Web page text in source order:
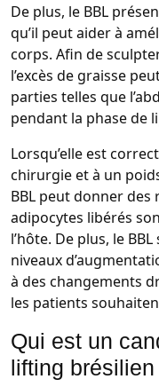
De plus, le BBL
qu’il peut aider à
corps. Afin de
l’excès de graisse
parties telles que
pendant la phase de
Lorsqu’elle est
chirurgie et à un
BBL peut donner des
adipocytes libérés
l’hôte. De plus, le
niveaux
à des changements
les patients
Qui est un
lifting